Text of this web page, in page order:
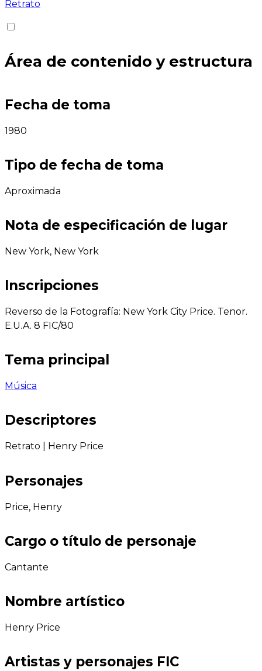
Retrato
Área de contenido y estructura
Fecha de toma
1980
Tipo de fecha de toma
Aproximada
Nota de especificación de lugar
New York, New York
Inscripciones
Reverso de la Fotografía: New York City Price. Tenor.
E.U.A. 8 FIC/80
Tema principal
Música
Descriptores
Retrato Henry Price
Personajes
Price, Henry
Cargo o título de personaje
Cantante
Nombre artístico
Henry Price
Artistas y personajes FIC